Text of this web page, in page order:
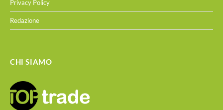
Privacy Policy
Redazione
CHI SIAMO